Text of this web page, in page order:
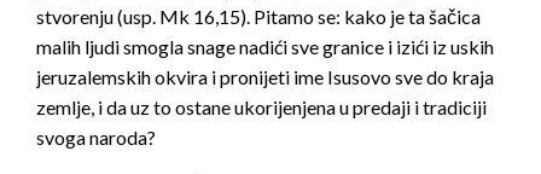
stvorenju (usp. Mk 16,15). Pitamo se: kako je ta šačica
malih ljudi smogla snage nadići sve granice i izići iz uskih
jeruzalemskih okvira i pronijeti ime Isusovo sve do kraja
zemlje, i da uz to ostane ukorijenjena u predaji i tradiciji
svoga naroda?